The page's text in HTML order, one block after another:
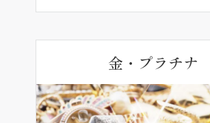
金・プラチナ